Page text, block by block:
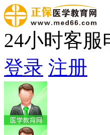
24小时客服
登录 注册